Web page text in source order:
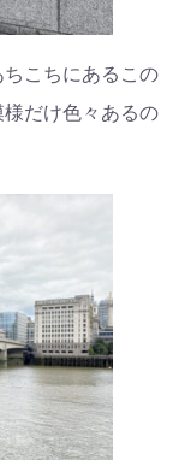
こちにあるこの
だけ色々あるの